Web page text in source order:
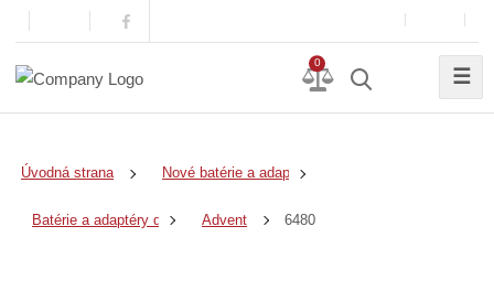
0
☰
Úvodná strana Nové batérie a adaptéry
Batérie a adaptéry do notebookov
Advent 6480